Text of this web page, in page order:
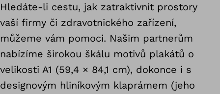
Hledáte-li cestu, jak zatraktivnit prostory
vaší firmy či zdravotnického zařízení,
můžeme vám pomoci. Našim partnerům
nabízíme širokou škálu motivů plakátů o
velikosti A1 (59,4 × 84,1 cm), dokonce i s
designovým hliníkovým klaprámem (jeho